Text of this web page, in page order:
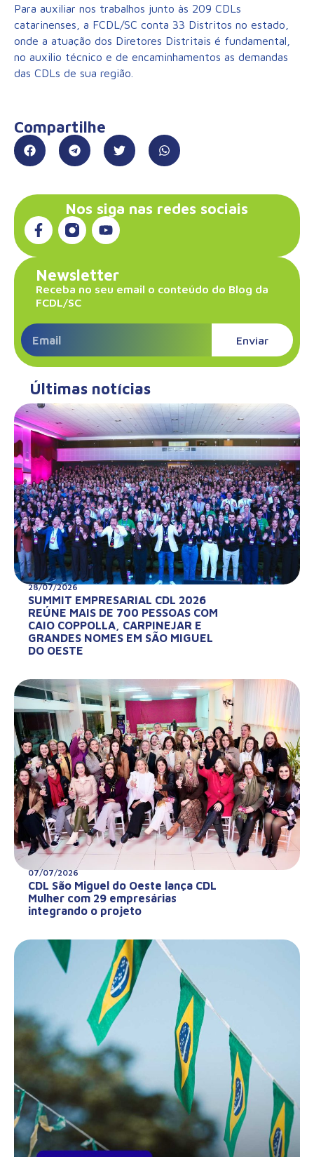
Para auxiliar nos trabalhos junto às 209 CDLs
catarinenses, a FCDL/SC conta 33 Distritos no estado,
onde a atuação dos Diretores Distritais é fundamental,
no auxilio técnico e de encaminhamentos as demandas
das CDLs de sua região.
Compartilhe
Nos siga nas redes sociais
Newsletter
Receba no seu email o conteúdo do Blog da
FCDL/SC
Enviar
Últimas notícias
28/07/2026
SUMMIT EMPRESARIAL CDL 2026
REÚNE MAIS DE 700 PESSOAS COM
CAIO COPPOLLA, CARPINEJAR E
GRANDES NOMES EM SÃO MIGUEL
DO OESTE
07/07/2026
CDL São Miguel do Oeste lança CDL
Mulher com 29 empresárias
integrando o projeto